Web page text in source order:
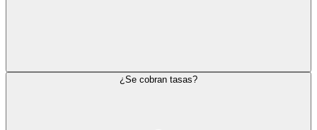
¿Se cobran tasas?